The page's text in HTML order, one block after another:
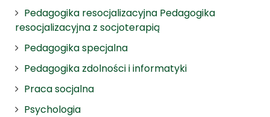
Pedagogika resocjalizacyjna Pedagogika
resocjalizacyjna z socjoterapią
Pedagogika specjalna
Pedagogika zdolności i informatyki
Praca socjalna
Psychologia